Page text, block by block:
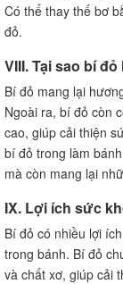
Có thể thay thế bơ
đỏ.
VIII. Tại sao bí
Bí đỏ mang lại
Ngoài ra, bí đỏ còn
cao, giúp cải thiện
bí đỏ trong làm
mà còn mang lại
IX. Lợi ích sức
Bí đỏ có nhiều lợi
trong bánh. Bí đỏ
và chất xơ, giúp cải